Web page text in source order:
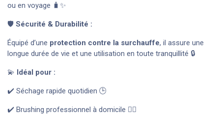
ou en voyage 🧳✨
🛡️ Sécurité & Durabilité :
Équipé d’une protection contre la surchauffe, il assure une
longue durée de vie et une utilisation en toute tranquillité 🔒
💫 Idéal pour :
✔️ Séchage rapide quotidien 🕒
✔️ Brushing professionnel à domicile 💇‍♀️